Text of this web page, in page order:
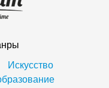
Искусство